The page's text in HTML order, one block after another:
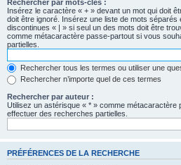
Rechercher par mots-clés :
Insérez le caractère « + » devant un mot qui doit
doit être ignoré. Insérez une liste de mots
discontinues « | » si seul un des mots doit être
comme métacaractère passe-partout si vous
partielles.
Rechercher tous les termes ou utiliser une
Rechercher n’importe quel de ces termes
Rechercher par auteur :
Utilisez un astérisque « * » comme métacaractère
effectuer des recherches partielles.
PRÉFÉRENCES DE LA RECHERCHE